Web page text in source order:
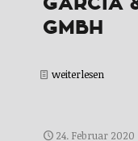
GMBH
weiterlesen
24. Februar 2020